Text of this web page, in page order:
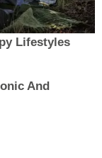
Lifestyles
And